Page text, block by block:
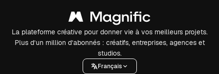
La plateforme créative pour donner vie à vos meilleurs projets.
Plus d’un million d’abonnés : créatifs, entreprises, agences et
studios.
Français